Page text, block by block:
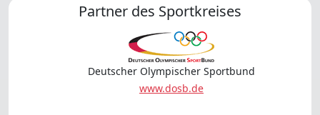
Partner des Sportkreises
Deutscher Olympischer Sportbund
www.dosb.de